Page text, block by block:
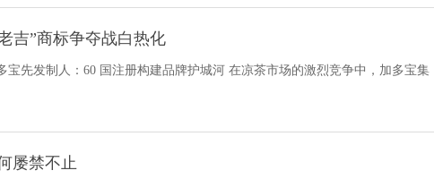
吉”商标争夺战白热化
先发制人：60 国注册构建品牌护城河 在凉茶市场的激烈竞争中，加多宝集
屡禁不止